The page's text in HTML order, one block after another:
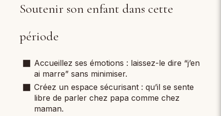
Soutenir son enfant dans cette
période
Accueillez ses émotions : laissez-le dire “j’en
ai marre” sans minimiser.
Créez un espace sécurisant : qu’il se sente
libre de parler chez papa comme chez
maman.